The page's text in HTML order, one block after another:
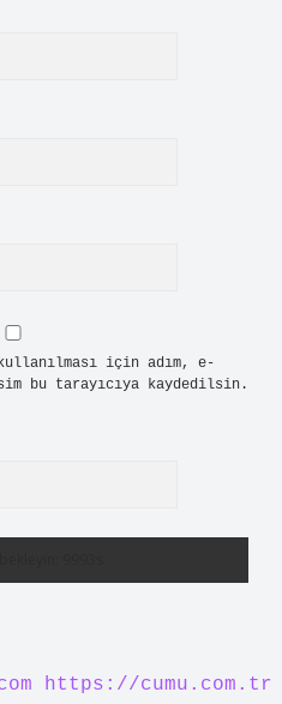
için adım, e-
bu tarayıcıya kaydedilsin.
https://cumu.com.tr